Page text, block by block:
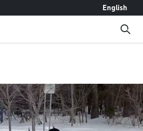
English